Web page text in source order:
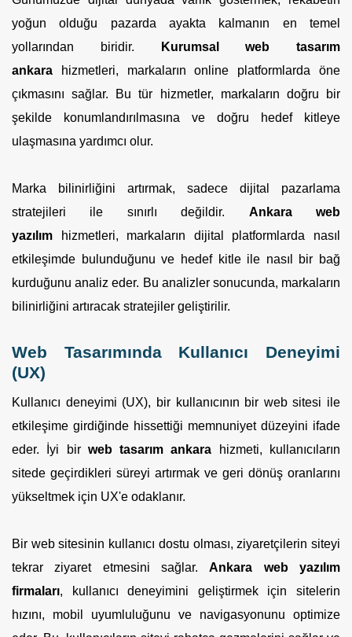
yoğun olduğu pazarda ayakta kalmanın en temel
yollarından biridir.
Kurumsal web tasarım
ankara hizmetleri, markaların online platformlarda öne
çıkmasını sağlar. Bu tür hizmetler, markaların doğru bir
şekilde konumlandırılmasına ve doğru hedef kitleye
ulaşmasına yardımcı olur.
Marka bilinirliğini artırmak, sadece dijital pazarlama
stratejileri ile sınırlı değildir. Ankara web
yazılım hizmetleri, markaların dijital platformlarda nasıl
etkileşimde bulunduğunu ve hedef kitle ile nasıl bir bağ
kurduğunu analiz eder. Bu analizler sonucunda, markaların
bilinirliğini artıracak stratejiler geliştirilir.
Web Tasarımında Kullanıcı Deneyimi
(UX)
Kullanıcı deneyimi (UX), bir kullanıcının bir web sitesi ile
etkileşime girdiğinde hissettiği memnuniyet düzeyini ifade
eder. İyi bir web tasarım ankara hizmeti, kullanıcıların
sitede geçirdikleri süreyi artırmak ve geri dönüş oranlarını
yükseltmek için UX'e odaklanır.
Bir web sitesinin kullanıcı dostu olması, ziyaretçilerin siteyi
tekrar ziyaret etmesini sağlar.Ankara web yazılım
firmaları, kullanıcı deneyimini geliştirmek için sitelerin
hızını, mobil uyumluluğunu ve navigasyonunu optimize